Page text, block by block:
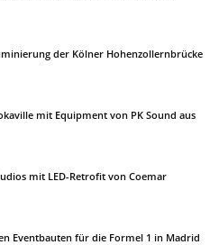
der Kölner Hohenzollernbrücke
mit Equipment von PK Sound aus
mit LED-Retrofit von Coemar
Eventbauten für die Formel 1 in Madrid